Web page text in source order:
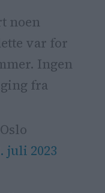
noen
var for
Ingen
fra
juli 2023